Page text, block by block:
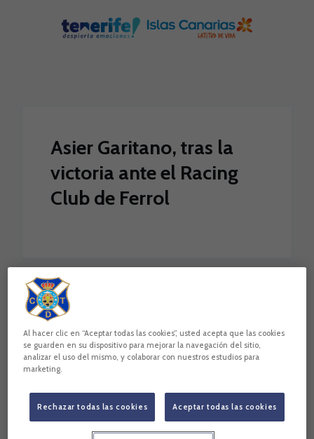
Asier Garitano, tras la
victoria ante el Racing
Club de Ferrol
Al hacer clic en “Aceptar todas las cookies”, usted acepta que las cookies
se guarden en su dispositivo para mejorar la navegación del sitio,
analizar el uso del mismo, y colaborar con nuestros estudios para
marketing.
Rechazar todas las cookies Aceptar todas las cookies